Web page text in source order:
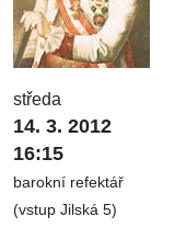
středa
14. 3. 2012
16:15
barokní refektář
(vstup Jilská 5)